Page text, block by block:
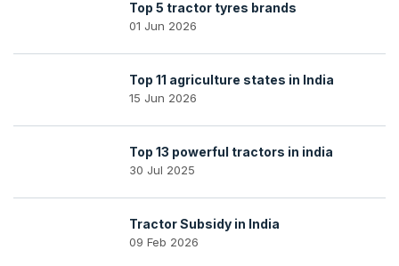
Top 5 tractor tyres brands
01 Jun 2026
Top 11 agriculture states in India
15 Jun 2026
Top 13 powerful tractors in india
30 Jul 2025
Tractor Subsidy in India
09 Feb 2026